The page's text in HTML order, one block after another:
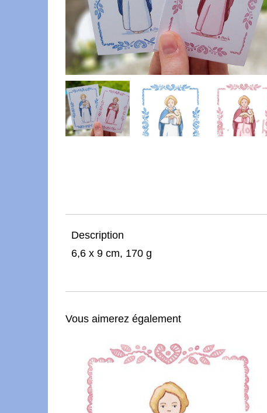
Description
6,6 x 9 cm, 170 g
Vous aimerez également